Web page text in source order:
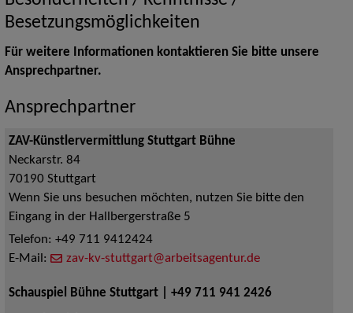
Besetzungsmöglichkeiten
Für weitere Informationen kontaktieren Sie bitte unsere
Ansprechpartner.
Ansprechpartner
ZAV-Künstlervermittlung Stuttgart Bühne
Neckarstr. 84
70190 Stuttgart
Wenn Sie uns besuchen möchten, nutzen Sie bitte den
Eingang in der Hallbergerstraße 5
Telefon: +49 711 9412424
E-Mail:
zav-kv-stuttgart@arbeitsagentur.de
Schauspiel Bühne Stuttgart | +49 711 941 2426